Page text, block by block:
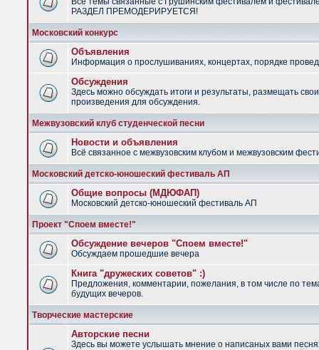
РАЗДЕЛ ПРЕМОДЕРИРУЕТСЯ!
Московский конкурс
Объявления
Информация о прослушиваниях, концертах, порядке
Обсуждения
Здесь можно обсуждать итоги и результаты, размещать
произведения для обсуждения.
Межвузовский клуб студенческой песни
Новости и объявления
Всё связанное с межвузовским клубом и межвузовским
Московский детско-юношеский фестиваль АП
Общие вопросы (МДЮФАП)
Московский детско-юношеский фестиваль АП
Проект "Споем вместе!"
Обсуждение вечеров "Споем вместе!"
Обсуждаем прошедшие вечера
Книга "дружеских советов" :)
Предложения, комментарии, пожелания, в том числе по
будущих вечеров.
Творческие мастерские
Авторские песни
Здесь вы можете услышать мнение о написаных вами